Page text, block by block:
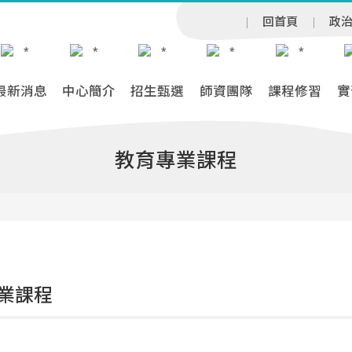
回首頁 政
新消息 中心簡介 招生甄選 師資團隊 課程修習
教育專業課程
課程